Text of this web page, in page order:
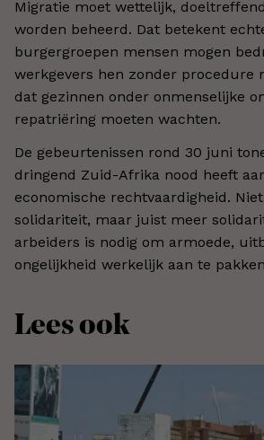
Migratie moet wettelijk,
worden beheerd. Dat betekent
burgergroepen mensen mogen
werkgevers hen zonder procedure
dat gezinnen onder onmenselijke
repatriëring moeten wachten.
De gebeurtenissen rond 30 juni
dringend Zuid-Afrika nood heeft
economische rechtvaardigheid.
solidariteit, maar juist meer
arbeiders is nodig om armoede,
ongelijkheid werkelijk aan te
Lees ook